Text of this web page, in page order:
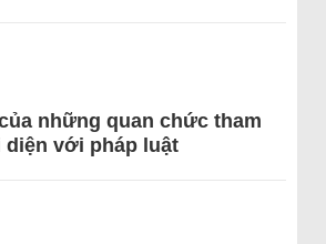
những quan chức tham
diện với pháp luật